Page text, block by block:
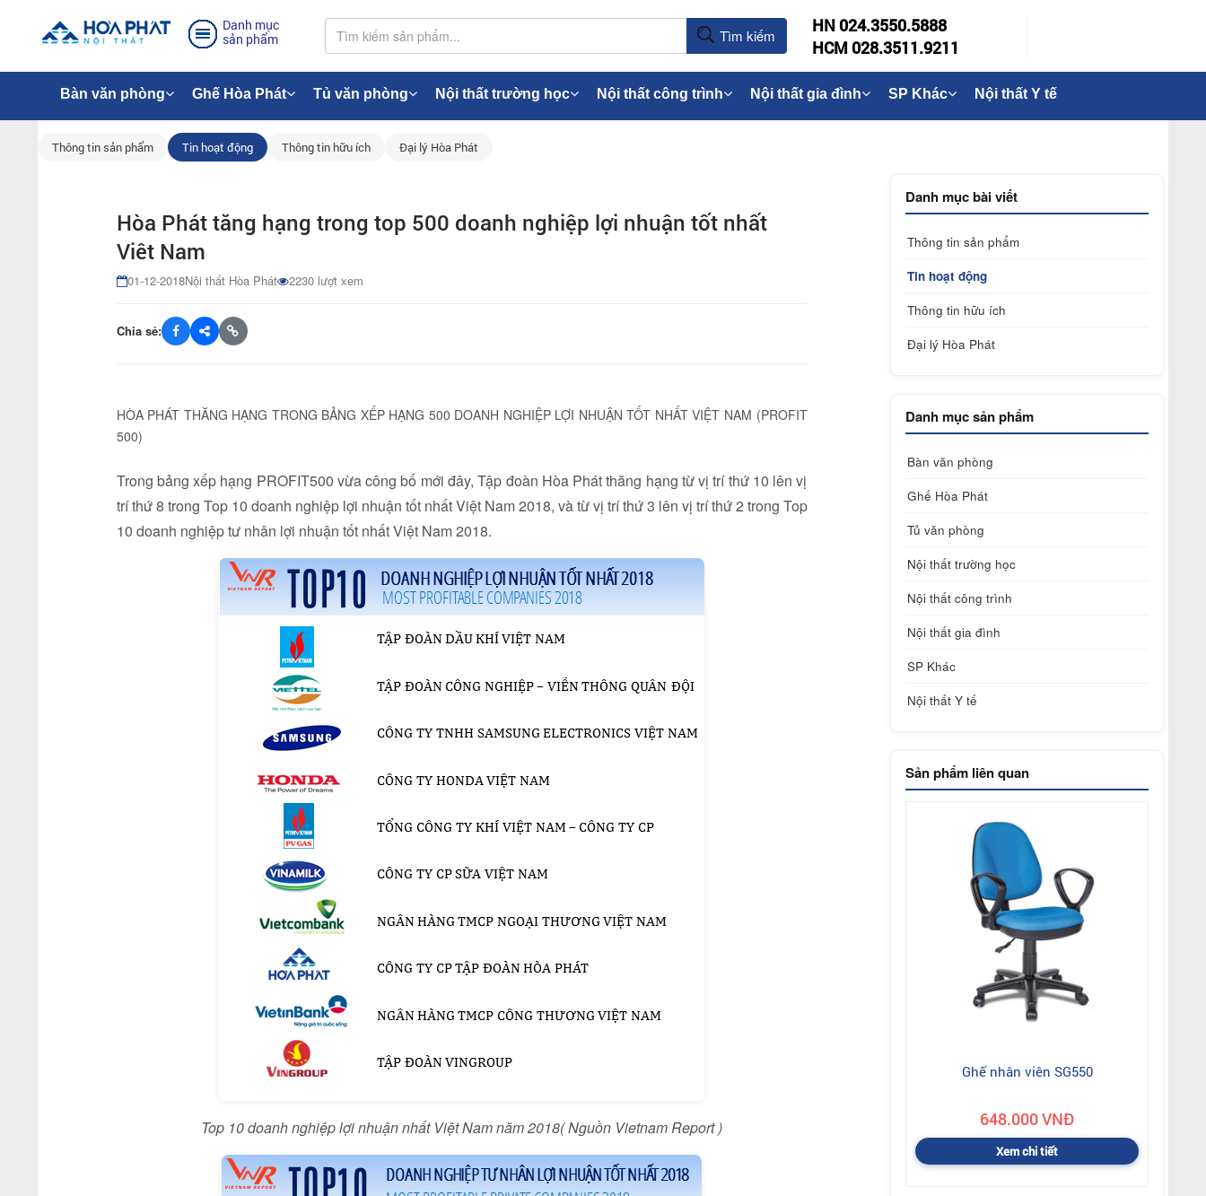
Danh mục
sản phẩm
Tìm kiếm
HN 024.3550.5888
HCM 028.3511.9211
Bàn văn phòng Ghế Hòa Phát Tủ văn phòng Nội thất trường học Nội thất công trình Nội thất gia đình SP Khác Nội thất Y tế
Thông tin sản phẩm Tin hoạt động Thông tin hữu ích Đại lý Hòa Phát
Hòa Phát tăng hạng trong top 500 doanh nghiệp lợi nhuận tốt nhất
Viêt Nam
01-12-2018Nội thất Hòa Phát 2230 lượt xem
Chia sẻ:
HÒA PHÁT THĂNG HẠNG TRONG BẢNG XẾP HẠNG 500 DOANH NGHIỆP LỢI NHUẬN TỐT NHẤT VIỆT NAM (PROFIT
500)
Trong bảng xếp hạng PROFIT500 vừa công bố mới đây, Tập đoàn Hòa Phát thăng hạng từ vị trí thứ 10 lên vị
trí thứ 8 trong Top 10 doanh nghiệp lợi nhuận tốt nhất Việt Nam 2018, và từ vị trí thứ 3 lên vị trí thứ 2 trong Top
10 doanh nghiệp tư nhân lợi nhuận tốt nhất Việt Nam 2018.
Top 10 doanh nghiệp lợi nhuận nhất Việt Nam năm 2018( Nguồn Vietnam Report )
Danh mục bài viết
Thông tin sản phẩm
Tin hoạt động
Thông tin hữu ích
Đại lý Hòa Phát
Danh mục sản phẩm
Bàn văn phòng
Ghế Hòa Phát
Tủ văn phòng
Nội thất trường học
Nội thất công trình
Nội thất gia đình
SP Khác
Nội thất Y tế
Sản phẩm liên quan
Ghế nhân viên SG550
648.000 VNĐ
Xem chi tiết